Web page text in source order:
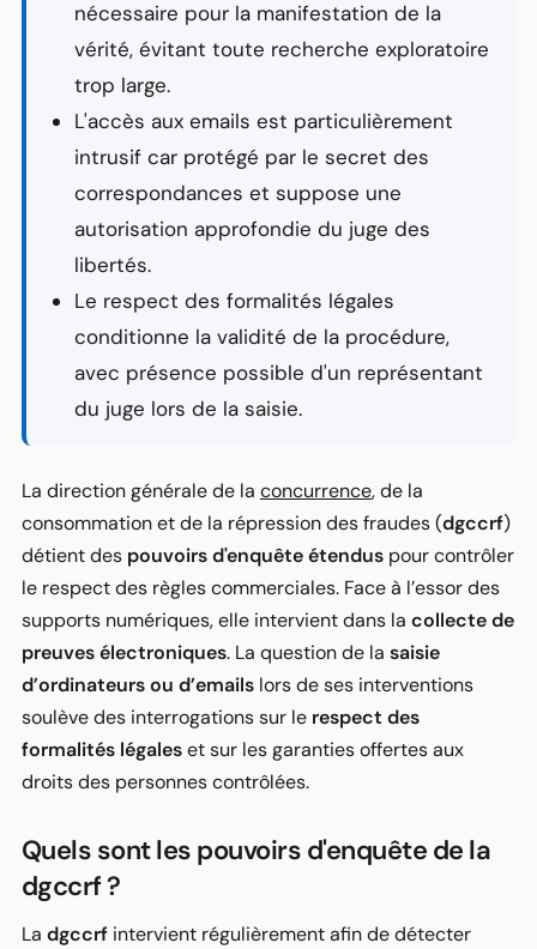
nécessaire pour la manifestation de la
vérité, évitant toute recherche exploratoire
trop large.
L'accès aux emails est particulièrement
intrusif car protégé par le secret des
correspondances et suppose une
autorisation approfondie du juge des
libertés.
Le respect des formalités légales
conditionne la validité de la procédure,
avec présence possible d'un représentant
du juge lors de la saisie.
La direction générale de la concurrence, de la
consommation et de la répression des fraudes (dgccrf)
détient des pouvoirs d'enquête étenduspour contrôler
le respect des règles commerciales. Face à l’essor des
supports numériques, elle intervient dans la collecte de
preuves électroniques. La question de la saisie
d’ordinateurs ou d’emailslors de ses interventions
soulève des interrogations sur le respect des
formalités légaleset sur les garanties offertes aux
droits des personnes contrôlées.
Quels sont les pouvoirs d'enquête de la
dgccrf ?
La dgccrfintervient régulièrement afin de détecter